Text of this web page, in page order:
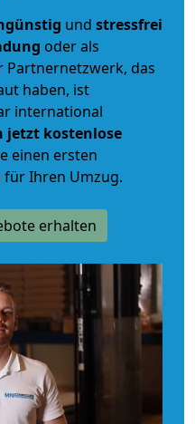
und stressfrei
oder als
Partnernetzwerk, das
haben, ist
international
jetzt kostenlose
einen ersten
für Ihren Umzug.
erhalten